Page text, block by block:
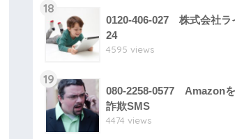
18
0120-406-027 株式会社ラ
24
4595 views
19
080-2258-0577 Amazon
詐欺SMS
4474 views